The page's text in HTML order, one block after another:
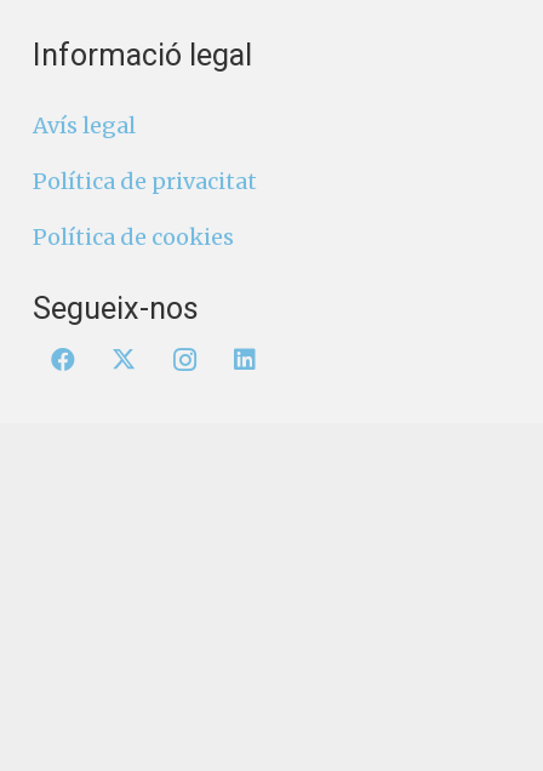
Informació legal
Avís legal
Política de privacitat
Política de cookies
Segueix-nos